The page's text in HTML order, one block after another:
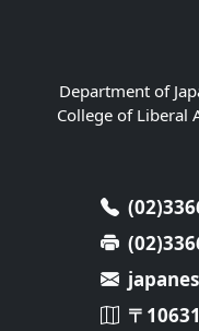
Department of
College of Liberal
〒